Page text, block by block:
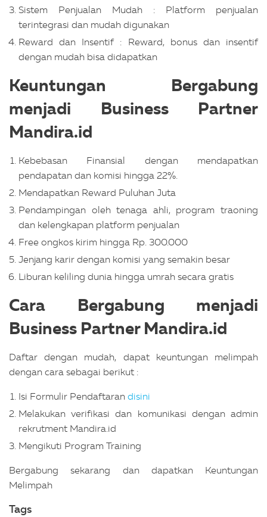
Sistem Penjualan Mudah : Platform penjualan
terintegrasi dan mudah digunakan
Reward dan Insentif : Reward, bonus dan insentif
dengan mudah bisa didapatkan
Keuntungan Bergabung
menjadi Business Partner
Mandira.id
Kebebasan Finansial dengan mendapatkan
pendapatan dan komisi hingga 22%.
Mendapatkan Reward Puluhan Juta
Pendampingan oleh tenaga ahli, program traoning
dan kelengkapan platform penjualan
Free ongkos kirim hingga Rp. 300.000
Jenjang karir dengan komisi yang semakin besar
Liburan keliling dunia hingga umrah secara gratis
Cara Bergabung menjadi
Business Partner Mandira.id
Daftar dengan mudah, dapat keuntungan melimpah
dengan cara sebagai berikut :
Isi Formulir Pendaftaran disini
Melakukan verifikasi dan komunikasi dengan admin
rekrutment Mandira.id
Mengikuti Program Training
Bergabung sekarang dan dapatkan Keuntungan
Melimpah
Tags